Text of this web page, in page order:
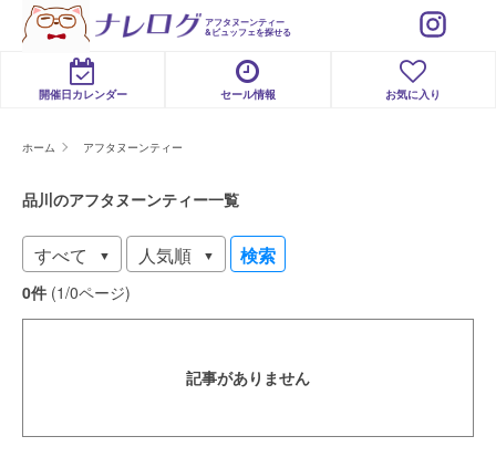
アフタヌーンティー
&ビュッフェを探せる
開催日カレンダー セール情報 お気に入り
ホーム アフタヌーンティー
品川のアフタヌーンティー一覧
検索
0件 (1/0ページ)
記事がありません